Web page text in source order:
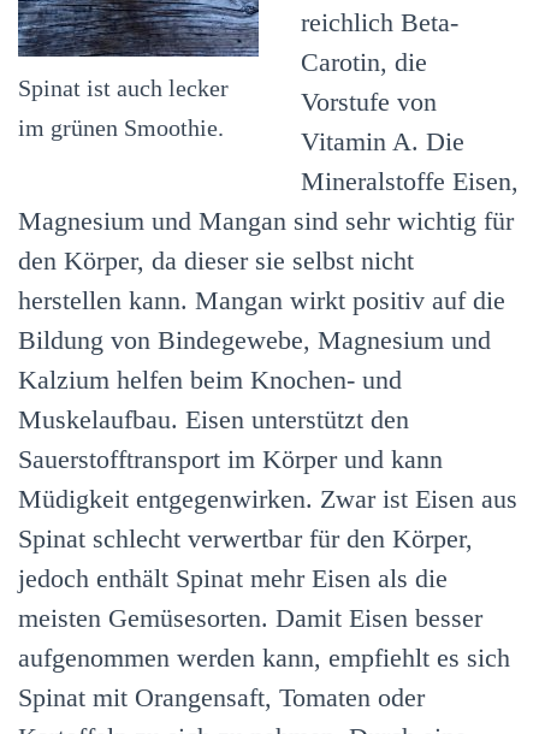
Spinat ist auch lecker
im grünen Smoothie.
reichlich Beta-
Carotin, die
Vorstufe von
Vitamin A. Die
Mineralstoffe Eisen,
Magnesium und Mangan sind sehr wichtig für
den Körper, da dieser sie selbst nicht
herstellen kann. Mangan wirkt positiv auf die
Bildung von Bindegewebe, Magnesium und
Kalzium helfen beim Knochen- und
Muskelaufbau. Eisen unterstützt den
Sauerstofftransport im Körper und kann
Müdigkeit entgegenwirken. Zwar ist Eisen aus
Spinat schlecht verwertbar für den Körper,
jedoch enthält Spinat mehr Eisen als die
meisten Gemüsesorten. Damit Eisen besser
aufgenommen werden kann, empfiehlt es sich
Spinat mit Orangensaft, Tomaten oder